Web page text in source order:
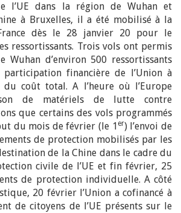
l’UE dans la région de Wuhan et
à Bruxelles, il a été mobilisé à la
dès le 28 janvier 20 pour le
ressortissants. Trois vols ont permis
Wuhan d’environ 500 ressortissants
participation financière de l’Union à
coût total. A l’heure où l’Europe
de matériels de lutte contre
que certains des vols programmés
du mois de février (le 1 er) l’envoi de
de protection mobilisés par les
de la Chine dans le cadre du
civile de l’UE et fin février, 25
de protection individuelle. A côté
20 février l’Union a cofinancé à
de citoyens de l’UE présents sur le